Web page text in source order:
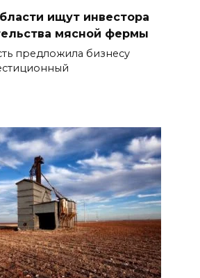
ищут инвестора
мясной фермы
предложила бизнесу